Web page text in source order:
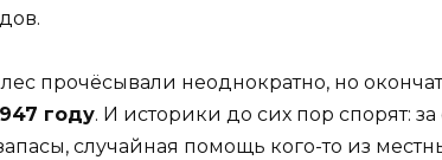
прочёсывали неоднократно, но
году. И историки до сих пор спорят:
случайная помощь кого-то из